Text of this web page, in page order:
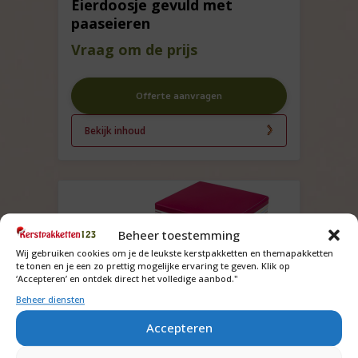
Beheer toestemming
Wij gebruiken cookies om je de leukste kerstpakketten en themapakketten
te tonen en je een zo prettig mogelijke ervaring te geven. Klik op
‘Accepteren’ en ontdek direct het volledige aanbod."
Beheer diensten
Accepteren
Eierdoosje gevuld met
paaseieren
Vraag om de prijs
Offerte aanvragen
Bekijk inhoud
Leuk chocolade schaap in